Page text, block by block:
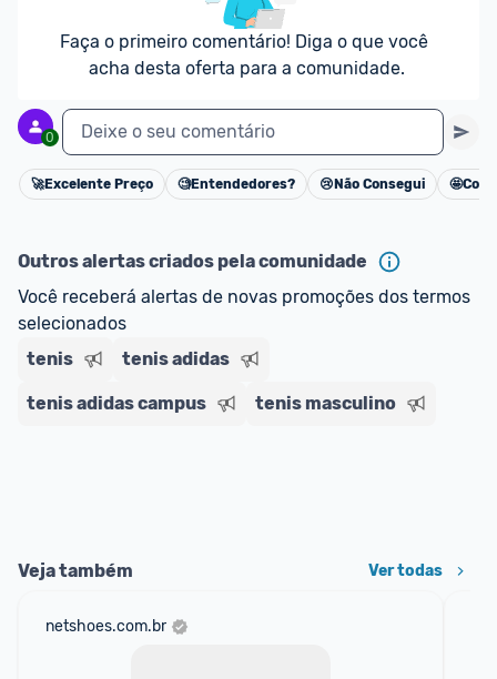
Faça o primeiro comentário! Diga o que você
acha desta oferta para a comunidade.
0 Deixe o seu comentário
Cancelar
🚀Excelente Preço 🧐Entendedores? 😢 Não Consegui 🤩
Outros alertas criados pela comunidade
Você receberá alertas de novas promoções dos termos
selecionados
tenis
tenis adidas
tenis adidas campus tenis masculino
Veja também Ver todas
netshoes.com.br